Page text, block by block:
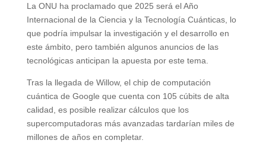
La ONU ha proclamado que 2025 será el Año
Internacional de la Ciencia y la Tecnología Cuánticas, lo
que podría impulsar la investigación y el desarrollo en
este ámbito, pero también algunos anuncios de las
tecnológicas anticipan la apuesta por este tema.
Tras la llegada de Willow, el chip de computación
cuántica de Google que cuenta con 105 cúbits de alta
calidad, es posible realizar cálculos que los
supercomputadoras más avanzadas tardarían miles de
millones de años en completar.